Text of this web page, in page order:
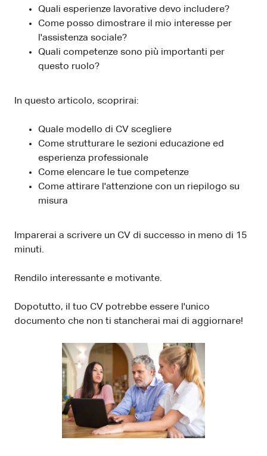
Quali esperienze lavorative devo includere?
Come posso dimostrare il mio interesse per
l'assistenza sociale?
Quali competenze sono più importanti per
questo ruolo?
In questo articolo, scoprirai:
Quale modello di CV scegliere
Come strutturare le sezioni educazione ed
esperienza professionale
Come elencare le tue competenze
Come attirare l'attenzione con un riepilogo su
misura
Imparerai a scrivere un CV di successo in meno di 15
minuti.
Rendilo interessante e motivante.
Dopotutto, il tuo CV potrebbe essere l'unico
documento che non ti stancherai mai di aggiornare!